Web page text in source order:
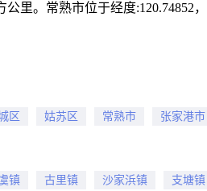
里。常熟市位于经度:120.74852
区 姑苏区 常熟市 张家港市
镇 古里镇 沙家浜镇 支塘镇